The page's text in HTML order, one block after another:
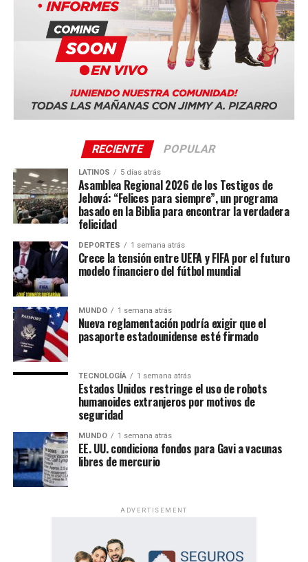
afirmó Stephen Innes, de SPI Asset
Management.
Impacto en los mercados
Las bolsas europeas y los futuros de Wall Street
abrieron en baja.
El DAX alemán cayó 1,1%, el FTSE británico bajó
0,4% y los futuros del S&P 500 perdieron 0,5%.
En Asia, el Nikkei japonés subió 0,3%, mientras que
el Hang Seng y el Shanghai Composite
retrocedieron 0,5%.
RECIENTE POPULAR
LATINOS 5 días atrás
Asamblea Regional 2026 de los Testigos de
Jehová: “Felices para siempre”, un programa
basado en la Biblia para encontrar la verdadera
felicidad
DEPORTES 1 semana atrás
Crece la tensión entre UEFA y FIFA por el futuro
modelo financiero del fútbol mundial
MUNDO 1 semana atrás
Nueva reglamentación podría exigir que el
pasaporte estadounidense esté firmado
TECNOLOGÍA 1 semana atrás
Estados Unidos restringe el uso de robots
humanoides extranjeros por motivos de
seguridad
MUNDO 1 semana atrás
EE. UU. condiciona fondos para Gavi a vacunas
libres de mercurio
ADVERTISEMENT